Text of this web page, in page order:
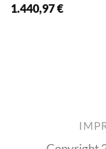
1.440,97€